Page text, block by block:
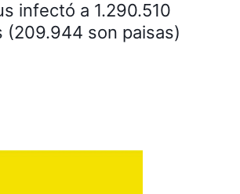
infectó a 1.290.510
(209.944 son paisas)